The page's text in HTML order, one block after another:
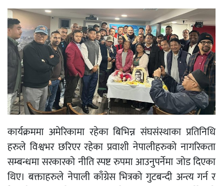
कार्यक्रममा अमेरिकामा रहेका बिभिन्न संघसंस्थाका प्रतिनिधि
हरुले विश्वभर छरिएर रहेका प्रवाशी नेपालीहरुको नागरिकता
सम्बन्धमा सरकारको नीति स्पष्ट रुपमा आउनुपर्नेमा जोड दिएका
थिए। बक्ताहरुले नेपाली काँग्रेस भित्रको गुटबन्दी अन्त्य गर्न र